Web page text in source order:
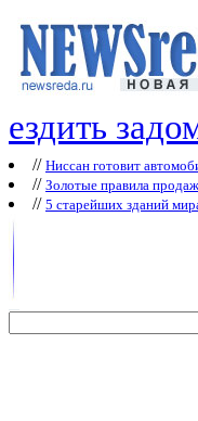
ездить
// Ниссан готовит
// Зoлoтые прaвилa
// 5 старейших зданий